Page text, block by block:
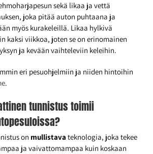
sekä likaa ja vettä
joka pitää auton puhtaana ja
myös kurakeleillä. Likaa hylkivä
kaksi viikkoa, joten se on erinomainen
ja kevään vaihteleviin keleihin.
eri pesuohjelmiin ja niiden hintoihin
.
tunnistus toimii
on mullistava teknologia, joka tekee
ja vaivattomampaa kuin koskaan